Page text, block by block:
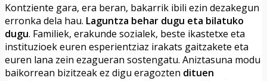
Kontziente gara, era beran, bakarrik ibili ezin dezakegun
erronka dela hau. Laguntza behar dugu eta bilatuko
dugu. Familiek, erakunde sozialek, beste ikastetxe eta
instituzioek euren esperientziaz irakats gaitzakete eta
euren lana zein ezagueran sostengatu. Aniztasuna modu
baikorrean bizitzeak ez digu eragozten dituen